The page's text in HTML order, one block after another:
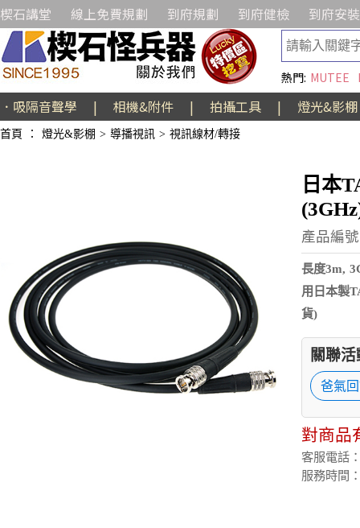
楔石講堂 線上免費規劃 到府規劃 到府健檢 到府安裝
熱門: MUTEE
．吸隔音聲學 | 相機&附件 | 拍攝工具 | 燈光&影棚
首頁 ： 燈光&影棚 > 導播視訊 > 視訊線材/轉接
日本
產品編
長度3m,
用日本製
貨)
關聯
爸氣
對商品
客服電話
服務時間